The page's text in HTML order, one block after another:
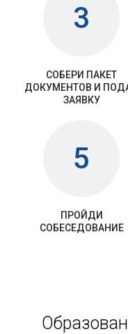
3
СОБЕРИ ПАКЕТ
ДОКУМЕНТОВ И
ЗАЯВКУ
5
ПРОЙДИ
СОБЕСЕДОВАНИЕ